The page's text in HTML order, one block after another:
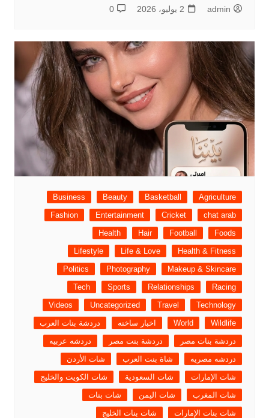
admin 2 يوليو، 2026 0
Agriculture
Basketball
Beauty
Business
chat arab
Cricket
Entertainment
Fashion
Foods
Football
Hair
Health
Health & Fitness
Life & Love
Lifestyle
Makeup & Skincare
Photography
Politics
Racing
Relationships
Sports
Tech
Technology
Travel
Uncategorized
Videos
Wildlife
World اخبار ساخنه
دردشة بنات العرب
دردشة بنات مصر
دردشة بنت مصر
دردشه عربيه
دردشه مصريه
شاة بنت العرب
شات الأردن
شات الإمارات
شات السعودية
شات الكويت والخليج
شات المغرب
شات اليمن
شات بنات
شات بنات الإمارات
شات بنات الخليج